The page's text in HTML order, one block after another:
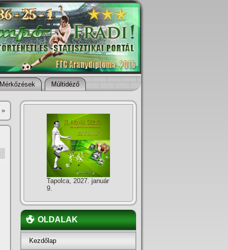
Mérkőzések Múltidéző
»
Tapolca, 2027. január
9.
OLDALAK
Kezdőlap